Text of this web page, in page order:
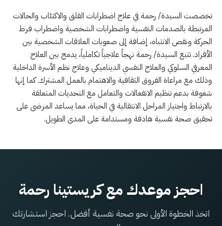
تخصصت السيدة/ رحمة في علاج اضطرابات القلق والاكتئاب والحالات
المرتبطة بالصدمات النفسية واضطرابات الشخصية واضطراب فرط
الحركة ونقص الانتباه، إضافة إلى صعوبات العلاقات الشخصية بين
الأفراد. تتبع السيدة/ رحمة نهجاً علاجياً تكاملياً، يدمج بين العلاج
المعرفي السلوكي والعلاج النفسي الديناميكي وعلاج نظم الأسرة الداخلية
وذلك مع مراعاة الفروق الثقافية والاهتمام بالعمل المشترك. كما إنها
شغوفة بدعم تنظيم الانفعالات والتعامل مع التحديات المتعلقة
بالارتباط واجتياز المراحل الانتقالية في الحياة، مما يساعد المرضى على
تحقيق صحة نفسية هادفة ومستدامة على المدى الطويل.
احجز موعدك مع كريستينا رحمة
اتخذ الخطوة الأولى نحو صحة نفسية أفضل. احجز استشارتك